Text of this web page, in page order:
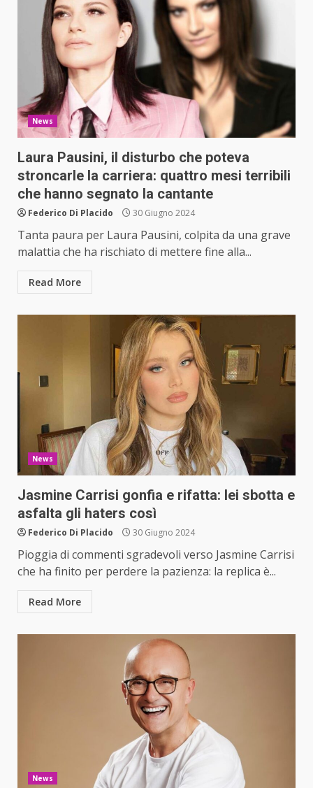
News
Laura Pausini, il disturbo che poteva
stroncarle la carriera: quattro mesi terribili
che hanno segnato la cantante
Federico Di Placido 30 Giugno 2024
Tanta paura per Laura Pausini, colpita da una grave
malattia che ha rischiato di mettere fine alla...
Read More
News
Jasmine Carrisi gonfia e rifatta: lei sbotta e
asfalta gli haters così
Federico Di Placido 30 Giugno 2024
Pioggia di commenti sgradevoli verso Jasmine Carrisi
che ha finito per perdere la pazienza: la replica è...
Read More
News